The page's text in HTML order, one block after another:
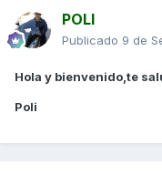
POLI
Publicado 9 de
Hola y bienvenido,te
Poli